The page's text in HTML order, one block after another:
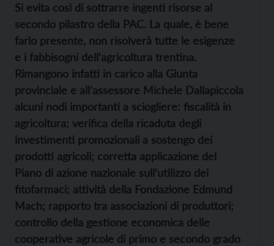
Si evita così di sottrarre ingenti risorse al
secondo pilastro della PAC. La quale, è bene
farlo presente, non risolverà tutte le esigenze
e i fabbisogni dell’agricoltura trentina.
Rimangono infatti in carico alla Giunta
provinciale e all’assessore Michele Dallapiccola
alcuni nodi importanti a sciogliere: fiscalità in
agricoltura; verifica della ricaduta degli
investimenti promozionali a sostengo dei
prodotti agricoli; corretta applicazione del
Piano di azione nazionale sull’utilizzo dei
fitofarmaci; attività della Fondazione Edmund
Mach; rapporto tra associazioni di produttori;
controllo della gestione economica delle
cooperative agricole di primo e secondo grado